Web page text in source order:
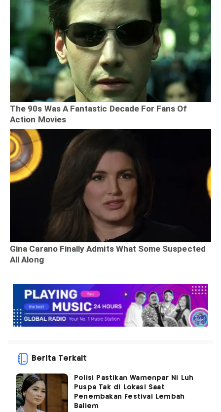
Berita Terkait
Polisi Pastikan Wamenpar Ni Luh
Puspa Tak di Lokasi Saat
Penembakan Festival Lembah
Baliem